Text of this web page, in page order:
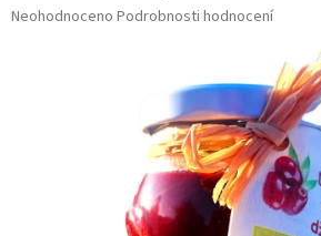
Průměrné
Neohodnoceno Podrobnosti hodnocení